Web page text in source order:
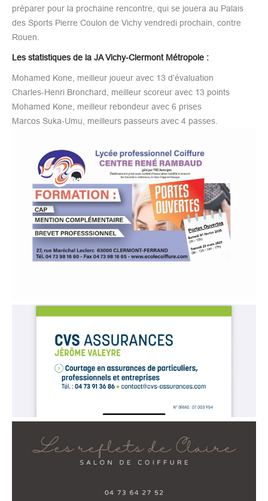
préparer pour la prochaine rencontre, qui se jouera au Palais
des Sports Pierre Coulon de Vichy vendredi prochain, contre
Rouen.
Les statistiques de la JA Vichy-Clermont Métropole :
Mohamed Kone, meilleur joueur avec 13 d’évaluation
Charles-Henri Bronchard, meilleur scoreur avec 13 points
Mohamed Kone, meilleur rebondeur avec 6 prises
Marcos Suka-Umu, meilleurs passeurs avec 4 passes.